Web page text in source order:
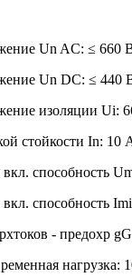
Un AC: ≤ 660
Un DC: ≤ 440
изоляции Ui:
стойкости In: 10
способность
способность
- предохр
нагрузка: